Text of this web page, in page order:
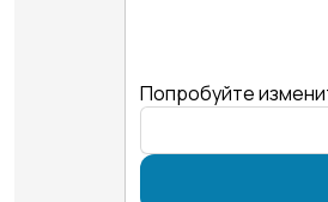
Попробуйте